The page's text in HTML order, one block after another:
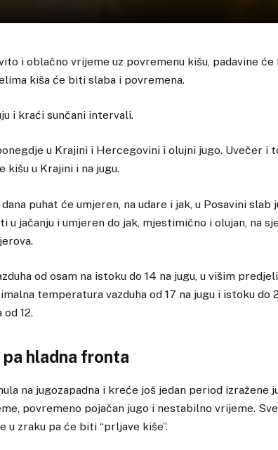
i oblačno vrijeme uz povremenu kišu, padavine
kiša će biti slaba i povremena.
i kraći sunčani intervali.
u Krajini i Hercegovini i olujni jugo. Uvečer i
kišu u Krajini i na jugu.
puhat će umjeren, na udare i jak, u Posavini slab
u jačanju i umjeren do jak, mjestimično i olujan, na
od osam na istoku do 14 na jugu, u višim
temperatura vazduha od 17 na jugu i istoku do
12.
pa hladna fronta
na jugozapadna i kreće još jedan period izražene
povremeno pojačan jugo i nestabilno vrijeme.
u zraku pa će biti “prljave kiše”.